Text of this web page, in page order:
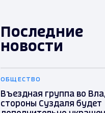
Последние
новости
ОБЩЕСТВО
Въездная группа во
стороны Суздаля будет